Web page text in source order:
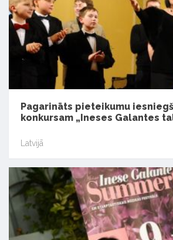
Pagarināts pieteikumu
konkursam „Ineses Galantes
Latvijā